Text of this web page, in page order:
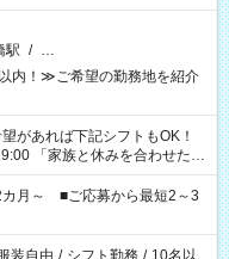
駅 / …
内！≫ご希望の勤務地を紹介
わせた
したい」 「できれば残業はし
ね。 ※Wワーク希望
勤務時間と、もう1つのお仕事
える場合は応募できません。
カ月～ ■ご応募から最短2～3
装自由 / シフト勤務 / 10名以